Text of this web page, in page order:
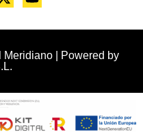
| Powered by